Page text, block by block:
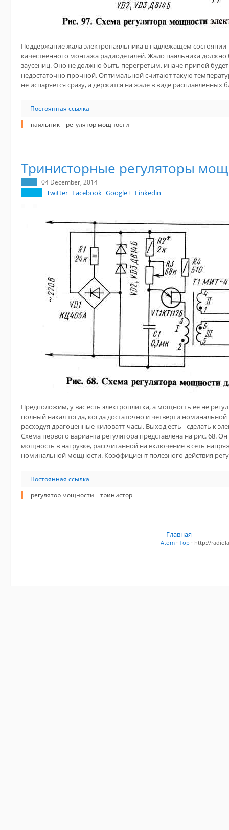
Поддержание жала электропаяльника в надлежащем
качественного монтажа радиодеталей. Жало паяльника
заусениц. Оно не должно быть перегретым, иначе припой будет
недостаточно прочной. Оптимальной считают такую
не испаряется сразу, а держится на жале в виде расплавленных
Постоянная ссылка
паяльник
регулятор мощности
Тринисторные регуляторы
04 December, 2014
Twitter Facebook Google+ Linkedin
Предположим, у вас есть электроплитка, а мощность ее не
полный накал тогда, когда достаточно и четверти
расходуя драгоценные киловатт-часы. Выход есть - сделать к
Схема первого варианта регулятора представлена на рис. 68.
мощность в нагрузке, рассчитанной на включение в сеть
номинальной мощности. Коэффициент полезного действия
Постоянная ссылка
регулятор мощности
тринистор
Главная
Atom · Top · http://